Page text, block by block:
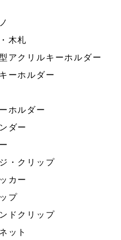
木札
アクリルキーホルダー
ーホルダー
ホルダー
ダー
・クリップ
カー
プ
ドクリップ
ット